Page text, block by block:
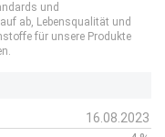
und
ab, Lebensqualität und
für unsere Produkte
16.08.2023